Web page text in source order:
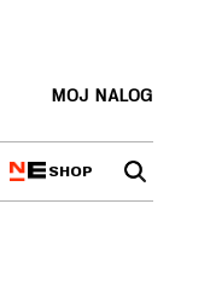
MOJ NALOG
SHOP